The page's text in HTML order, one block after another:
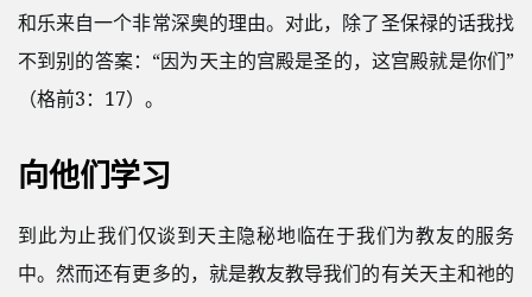
和乐来自一个非常深奥的理由。对此，除了圣保禄的话我找
不到别的答案：“因为天主的宫殿是圣的，这宫殿就是你们”
（格前3：17）。
向他们学习
到此为止我们仅谈到天主隐秘地临在于我们为教友的服务
中。然而还有更多的，就是教友教导我们的有关天主和祂的